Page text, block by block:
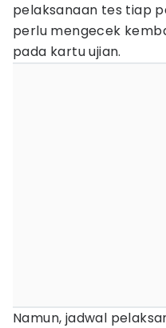
pelaksanaan tes tiap
perlu mengecek
pada kartu ujian.
Namun, jadwal